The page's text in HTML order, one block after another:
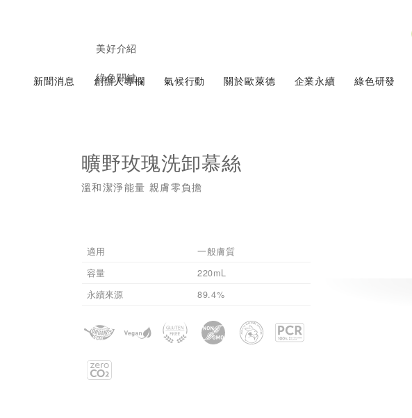
新聞消息 創辦人專欄 氣候行動 關於歐萊德 企業永續 綠色研發
曠野玫瑰洗卸慕絲
溫和潔淨能量 親膚零負擔
適用
一般膚質
容量
220mL
永續來源
89.4%
美好介紹
綠色關鍵